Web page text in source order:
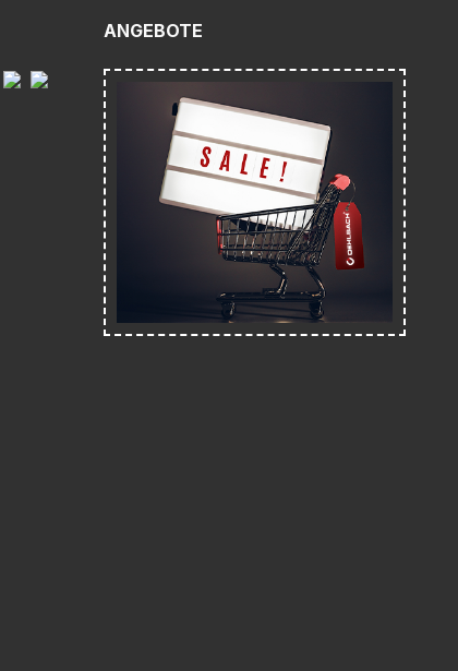
ANGEBOTE